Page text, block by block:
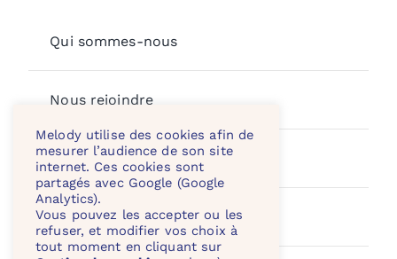
Qui sommes-nous
Nous rejoindre
Le Blog Melody
Contact
Melody utilise des cookies afin de
mesurer l’audience de son site
internet. Ces cookies sont
partagés avec Google (Google
Analytics).
Vous pouvez les accepter ou les
refuser, et modifier vos choix à
tout moment en cliquant sur